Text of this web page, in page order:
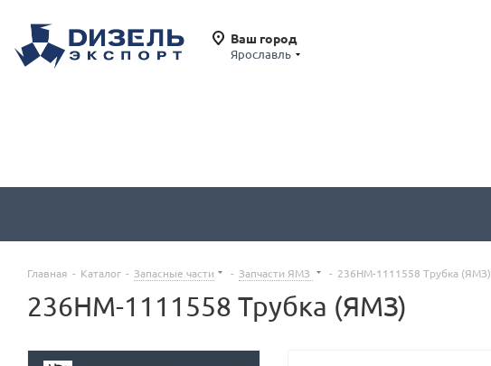
Ваш город
Ярославль
Главная - Каталог - Запасные части - Запчасти ЯМЗ - 236НМ-1111558 Трубка (ЯМЗ)
236НМ-1111558 Трубка (ЯМЗ)